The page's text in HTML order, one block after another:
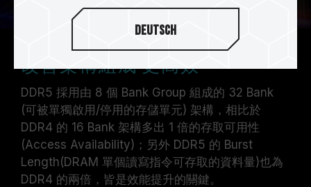
改善架構組成 更高效
DDR5 採用由 8 個 Bank Group 組成的 32 Bank
(可被單獨啟用/停用的存儲單元) 架構，相比於
DDR4 的 16 Bank 架構多出 1 倍的存取可用性
(Access Availability)；另外 DDR5 的 Burst
Length(DRAM 單個讀寫指令可存取的資料量)也為
DDR4 的兩倍，皆是效能提升的關鍵。
Deutsch